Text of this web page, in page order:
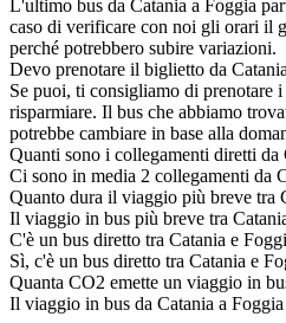
L'ultimo bus da Catania a Foggia
caso di verificare con noi gli orari il
perché potrebbero subire variazioni.
Devo prenotare il biglietto da
Se puoi, ti consigliamo di prenotare
risparmiare. Il bus che abbiamo
potrebbe cambiare in base alla
Quanti sono i collegamenti diretti da
Ci sono in media 2 collegamenti da
Quanto dura il viaggio più breve tra
Il viaggio in bus più breve tra
C'è un bus diretto tra Catania e
Sì, c'è un bus diretto tra Catania e
Quanta CO2 emette un viaggio in
Il viaggio in bus da Catania a